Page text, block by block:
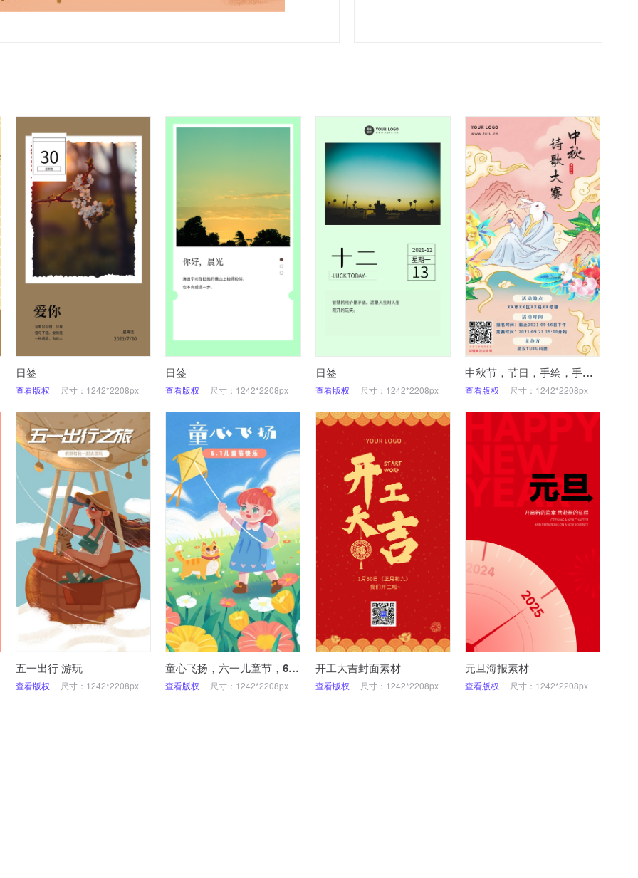
日签
查看版权 尺寸：1242*2208px
日签
查看版权 尺寸：1242*2208px
日签
查看版权 尺寸：1242*2208px
中秋节，节日，手绘，手机海报
查看版权 尺寸：1242*2208px
五一出行 游玩
查看版权 尺寸：1242*2208px
童心飞扬，六一儿童节，61快乐，插画，放风筝，手机海报
查看版权 尺寸：1242*2208px
开工大吉封面素材
查看版权 尺寸：1242*2208px
元旦海报素材
查看版权 尺寸：1242*2208px